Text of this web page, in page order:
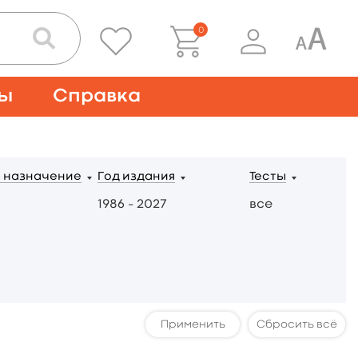
0
Справка
назначение Год издания
1986 – 2027
Тесты
все
Сбросить всё